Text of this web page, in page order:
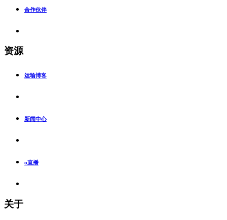
合作伙伴
资源
运输博客
新闻中心
o直播
关于